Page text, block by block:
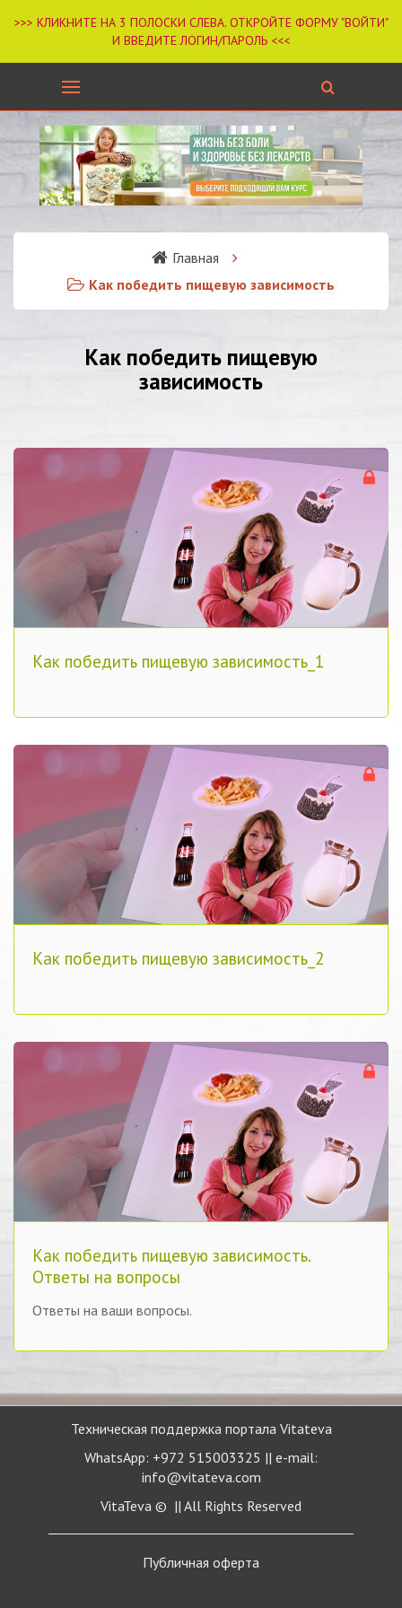
Главная
Как победить пищевую зависимость
Как победить пищевую
зависимость
Как победить пищевую зависимость_1
Как победить пищевую зависимость_2
Как победить пищевую зависимость.
Ответы на вопросы
Ответы на ваши вопросы.
Техническая поддержка портала Vitateva
WhatsApp: +972 515003325 || e-mail:
info@vitateva.com
VitaTeva © || All Rights Reserved
Публичная оферта